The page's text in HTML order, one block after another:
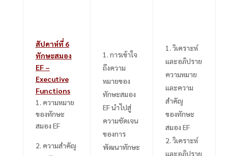
สัปดาห์ที่ 6
ทักษะสมอง
EF –
Executive
Functions
1. ความหมาย
ของทักษะ
สมอง EF
ความสำคัญ
การเข้าใจ
ถึงความ
หมายของ
ทักษะสมอง
EFนำไปสู่
ความชัดเจน
ของการ
พัฒนาทักษะ
วิเคราะห์
และอภิปราย
ความหมาย
และความ
สำคัญ
ของทักษะ
สมอง EF
วิเคราะห์
และอภิปราย